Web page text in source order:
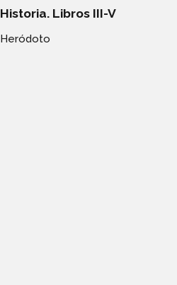
Historia. Libros III-V
Heródoto